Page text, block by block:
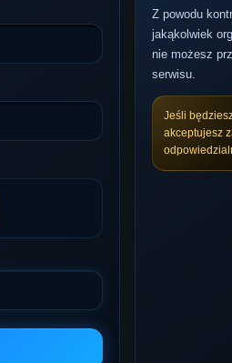
Z powodu
jakąkolwiek
nie możesz
serwisu.
Jeśli
akceptujesz